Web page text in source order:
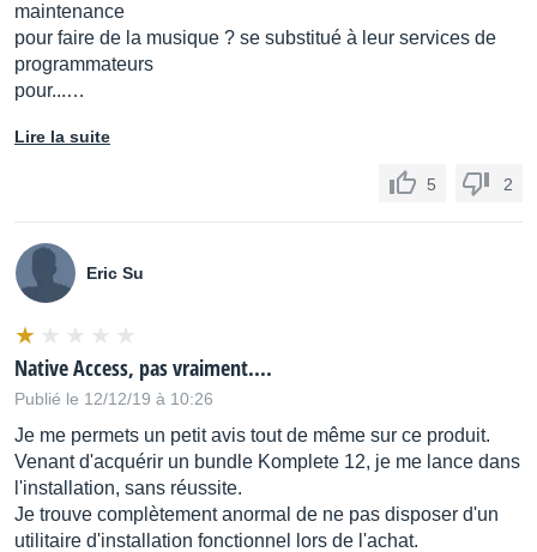
maintenance
pour faire de la musique ? se substitué à leur services de
programmateurs
pour...…
Lire la suite
5 2
Eric Su
Native Access, pas vraiment....
Publié le 12/12/19 à 10:26
Je me permets un petit avis tout de même sur ce produit.
Venant d'acquérir un bundle Komplete 12, je me lance dans
l'installation, sans réussite.
Je trouve complètement anormal de ne pas disposer d'un
utilitaire d'installation fonctionnel lors de l'achat.